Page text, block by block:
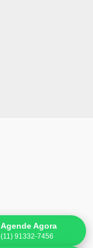
Agende Agora
(11) 91332-7456